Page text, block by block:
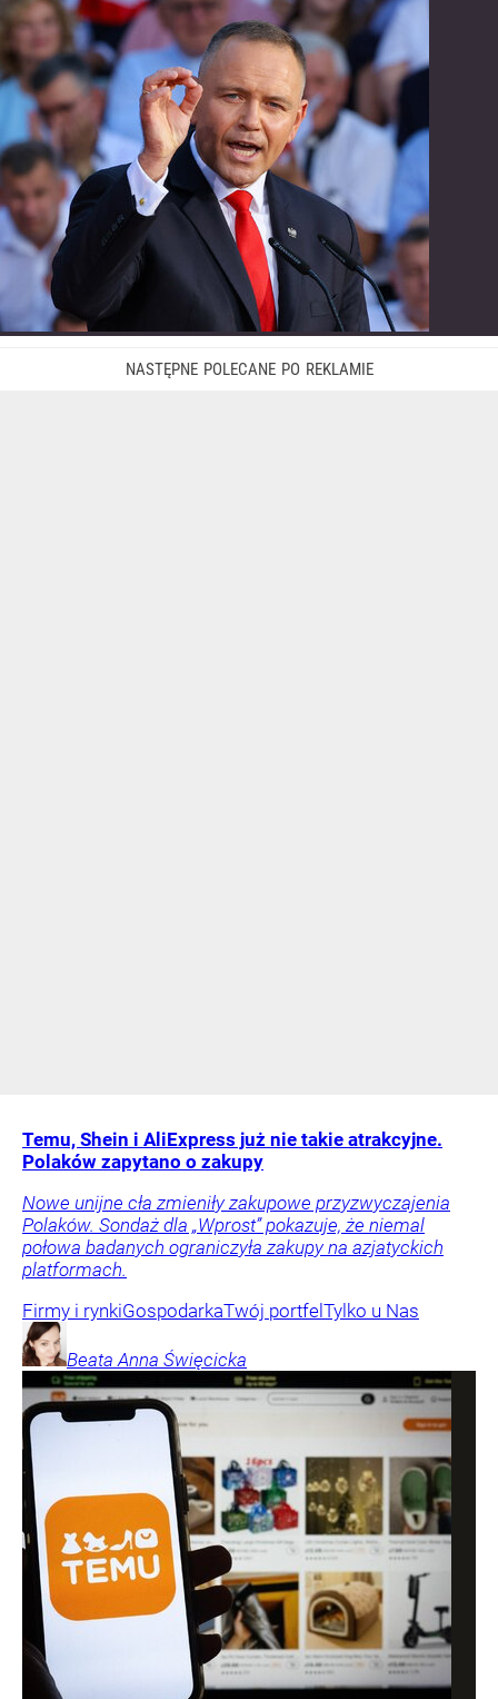
Temu, Shein i AliExpress już nie takie atrakcyjne.
Polaków zapytano o zakupy
Nowe unijne cła zmieniły zakupowe przyzwyczajenia
Polaków. Sondaż dla „Wprost” pokazuje, że niemal
połowa badanych ograniczyła zakupy na azjatyckich
platformach.
Firmy i rynkiGospodarkaTwój portfel Tylko u Nas
Beata Anna Święcicka